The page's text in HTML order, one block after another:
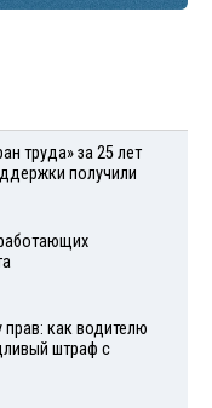
труда» за 25 лет
получили
как водителю
штраф с